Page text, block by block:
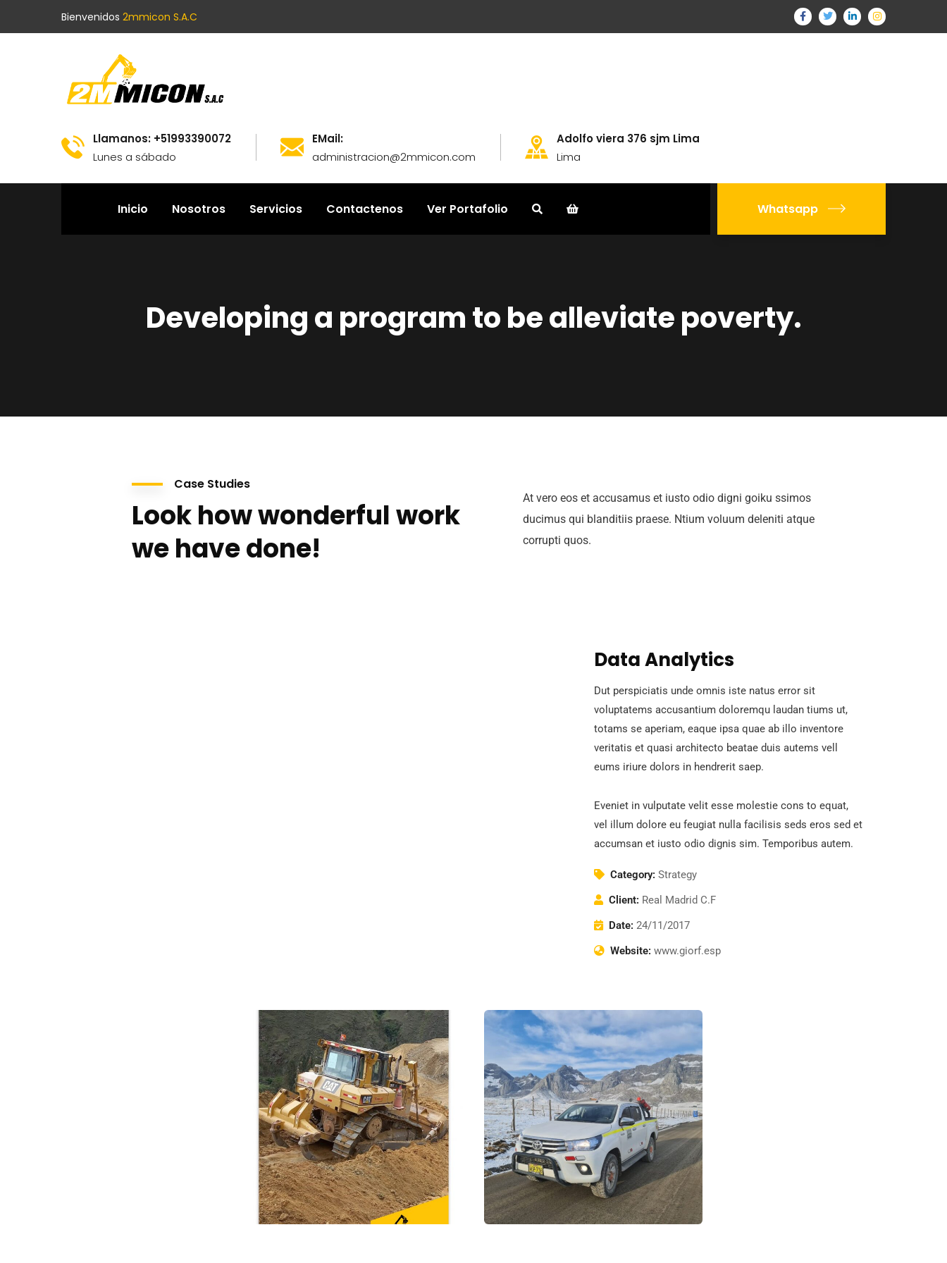
Bienvenidos 2mmicon S.A.C
Llamanos: +51993390072
Lunes a sábado
EMail:
administracion@2mmicon.com
Adolfo viera 376 sjm Lima
Lima
Inicio Nosotros Servicios Contactenos Ver Portafolio Whatsapp
Developing a program to be alleviate poverty.
Case Studies
Look how wonderful work
we have done!
At vero eos et accusamus et iusto odio digni goiku ssimos
ducimus qui blanditiis praese. Ntium voluum deleniti atque
corrupti quos.
Data Analytics
Dut perspiciatis unde omnis iste natus error sit
voluptatems accusantium doloremqu laudan tiums ut,
totams se aperiam, eaque ipsa quae ab illo inventore
veritatis et quasi architecto beatae duis autems vell
eums iriure dolors in hendrerit saep.
Eveniet in vulputate velit esse molestie cons to equat,
vel illum dolore eu feugiat nulla facilisis seds eros sed et
accumsan et iusto odio dignis sim. Temporibus autem.
Category: Strategy
Client: Real Madrid C.F
Date: 24/11/2017
Website: www.giorf.esp
Vehículos pesados
vehículos pesados
ALQUILER DE
VEHICULOS LIVIANOS
VEHICULOS LIVIANOS